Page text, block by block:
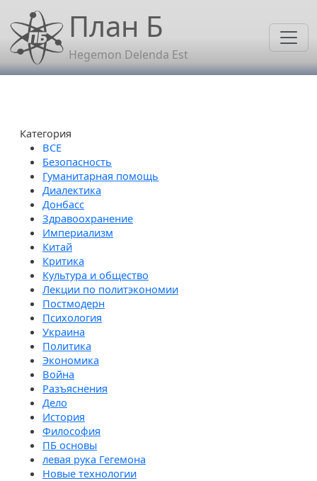
Перейти к основному содержанию
План Б
Hegemon Delenda Est
Категория
Безопасность
Гуманитарная помощь
Диалектика
Донбасс
Здравоохранение
Империализм
Китай
Критика
Культура и общество
Лекции по политэкономии
Постмодерн
Психология
Украина
Политика
Экономика
Война
Разъяснения
Дело
История
Философия
ПБ основы
левая рука Гегемона
Новые технологии